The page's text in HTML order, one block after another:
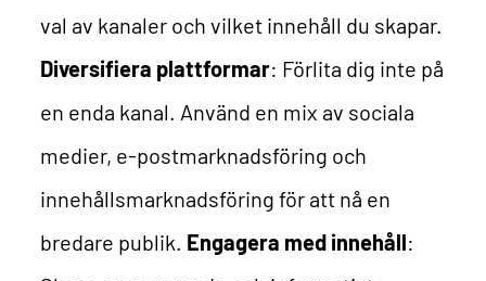
val av kanaler och vilket innehåll du skapar.
Diversifiera plattformar: Förlita dig inte på
en enda kanal. Använd en mix av sociala
medier, e-postmarknadsföring och
innehållsmarknadsföring för att nå en
bredare publik. Engagera med innehåll: